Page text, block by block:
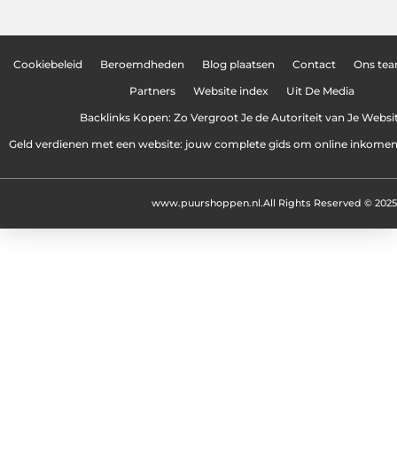
Cookiebeleid Beroemdheden Blog plaatsen Contact Ons
Partners Website index Uit De Media
Backlinks Kopen: Zo Vergroot Je de Autoriteit van Je
Geld verdienen met een website: jouw complete gids om online
All Rights Reserved © 2025
www.puurshoppen.nl.